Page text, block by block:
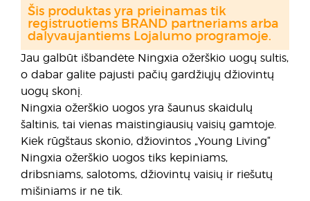
Jau galbūt išbandėte Ningxia ožerškio uogų sultis,
o dabar galite pajusti pačių gardžiųjų džiovintų
uogų skonį.
Ningxia ožerškio uogos yra šaunus skaidulų
šaltinis, tai vienas maistingiausių vaisių gamtoje.
Kiek rūgštaus skonio, džiovintos „Young Living“
Ningxia ožerškio uogos tiks kepiniams,
dribsniams, salotoms, džiovintų vaisių ir riešutų
mišiniams ir ne tik.
Šis produktas yra prieinamas tik
registruotiems BRAND partneriams arba
dalyvaujantiems Lojalumo programoje.